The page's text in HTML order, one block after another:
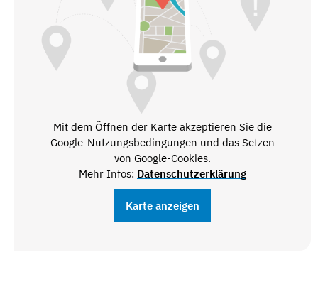
Mit dem Öffnen der Karte akzeptieren Sie die
Google-Nutzungsbedingungen und das Setzen
von Google-Cookies.
Mehr Infos: Datenschutzerklärung
Karte anzeigen